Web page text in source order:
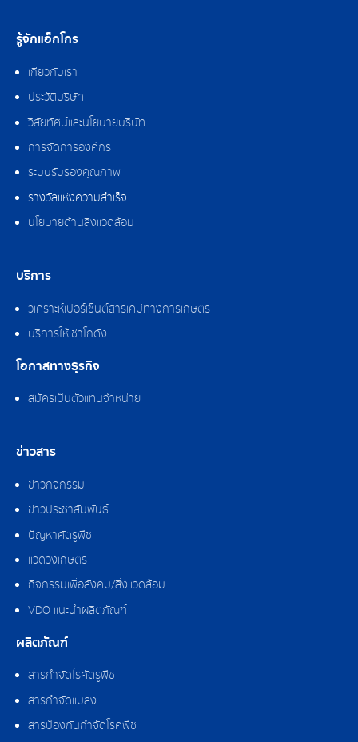
รู้จักแอ็กโกร
เกี่ยวกับเรา
ประวัติบริษัท
วิสัยทัศน์และนโยบายบริษัท
การจัดการองค์กร
ระบบรับรองคุณภาพ
รางวัลแห่งความสำเร็จ
นโยบายด้านสิ่งแวดล้อม
บริการ
วิเคราะห์เปอร์เซ็นต์สารเคมีทางการเกษตร
บริการให้เช่าโกดัง
โอกาสทางธุรกิจ
สมัครเป็นตัวแทนจำหน่าย
ข่าวสาร
ข่าวกิจกรรม
ข่าวประชาสัมพันธ์
ปัญหาศัตรูพืช
แวดวงเกษตร
กิจกรรมเพื่อสังคม/สิ่งแวดล้อม
VDO แนะนำผลิตภัณฑ์
ผลิตภัณฑ์
สารกำจัดไรศัตรูพืช
สารกำจัดแมลง
สารป้องกันกำจัดโรคพืช